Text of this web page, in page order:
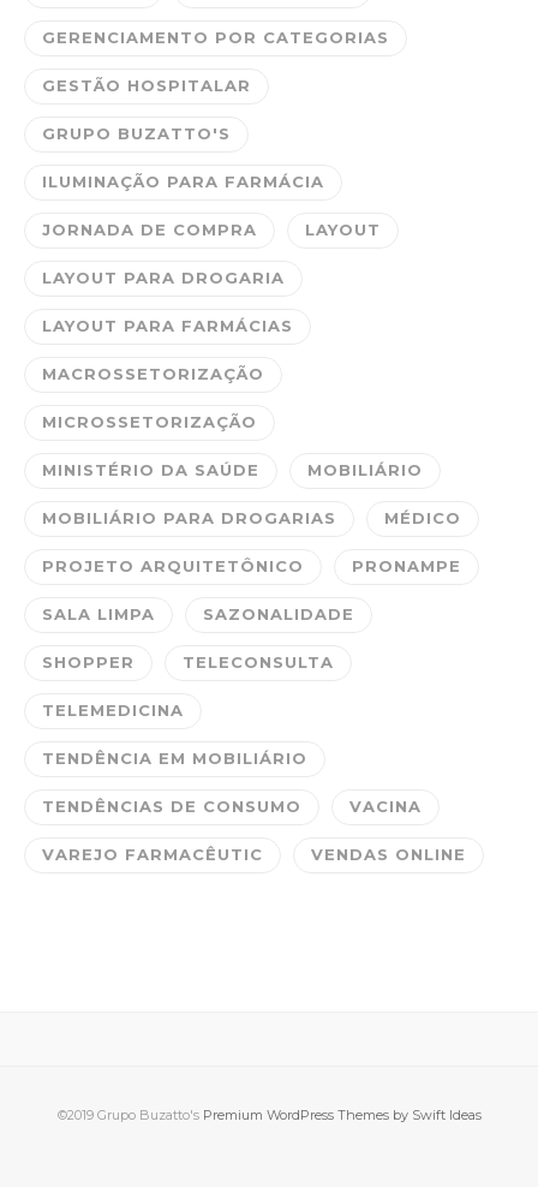
GERENCIAMENTO POR CATEGORIAS
GESTÃO HOSPITALAR
GRUPO BUZATTO'S
ILUMINAÇÃO PARA FARMÁCIA
JORNADA DE COMPRA LAYOUT
LAYOUT PARA DROGARIA
LAYOUT PARA FARMÁCIAS
MACROSSETORIZAÇÃO
MICROSSETORIZAÇÃO
MINISTÉRIO DA SAÚDE MOBILIÁRIO
MOBILIÁRIO PARA DROGARIAS MÉDICO
PROJETO ARQUITETÔNICO PRONAMPE
SALA LIMPA SAZONALIDADE
SHOPPER TELECONSULTA
TELEMEDICINA
TENDÊNCIA EM MOBILIÁRIO
TENDÊNCIAS DE CONSUMO VACINA
VAREJO FARMACÊUTIC VENDAS ONLINE
©2019 Grupo Buzatto's Premium WordPress Themes by Swift Ideas